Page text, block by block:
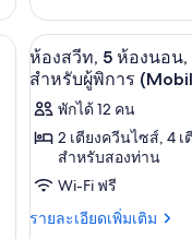
สวีท,
2
ห้อง
นอน,
ปลอด
(Broadway)
ห้อง
ลัก
ซ์
สวี
ท,
2
ห้อง
นอน,
ปลอด
(Broadway)
ลอดบุหรี่ (Bi-Level) | เตารีด/
เปิด
ภาพถ่าย
ทั้งหมด
ของ
ห้อง
2
ห้องสวีท, 5 ห้องนอน
สำหรับผู้พิการ
พักได้ 12 คน
2 เตียงควีนไซส์, 4
สำหรับสองท่าน
Wi-Fi ฟรี
รายละเอียดเพิ่มเติม
ราย